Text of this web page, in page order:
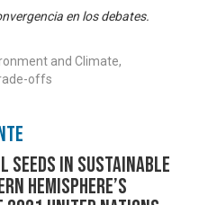
en los debates.
and Climate,
offs
seeds in Sustainable
Hemisphere’s